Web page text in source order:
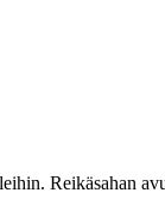
Reikäsahan